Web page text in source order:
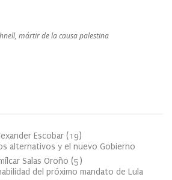
mártir de la causa palestina
Escobar (19)
alternativos y el nuevo Gobierno
Salas Oroño (5)
del próximo mandato de Lula